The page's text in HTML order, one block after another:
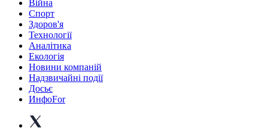
Війна
Спорт
Здоров'я
Технології
Аналітика
Екологія
Новини компаній
Надзвичайні події
Досьє
ИнфоFor